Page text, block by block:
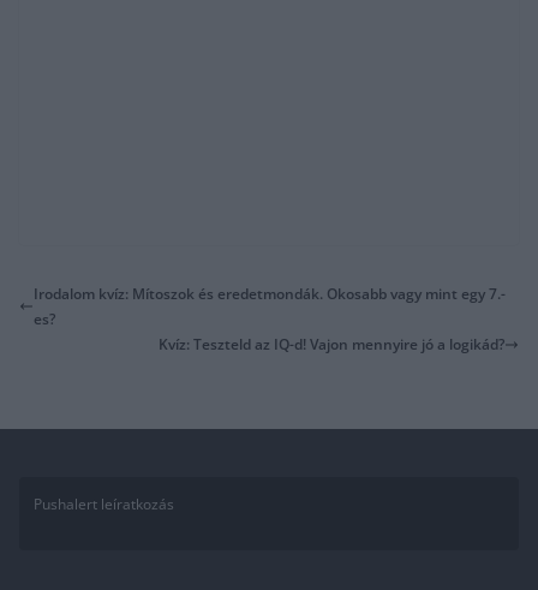
Irodalom kvíz: Mítoszok és eredetmondák. Okosabb vagy mint egy 7.-
es?
Kvíz: Teszteld az IQ-d! Vajon mennyire jó a logikád?
Pushalert leíratkozás